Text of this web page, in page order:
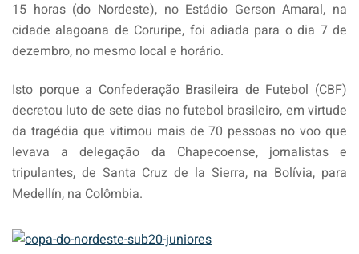
15 horas (do Nordeste), no Estádio Gerson Amaral, na
cidade alagoana de Coruripe, foi adiada para o dia 7 de
dezembro, no mesmo local e horário.
Isto porque a Confederação Brasileira de Futebol (CBF)
decretou luto de sete dias no futebol brasileiro, em virtude
da tragédia que vitimou mais de 70 pessoas no voo que
levava a delegação da Chapecoense, jornalistas e
tripulantes, de Santa Cruz de la Sierra, na Bolívia, para
Medellín, na Colômbia.